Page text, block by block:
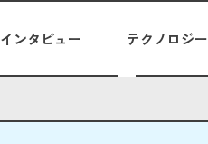
インタビュー テクノロジー